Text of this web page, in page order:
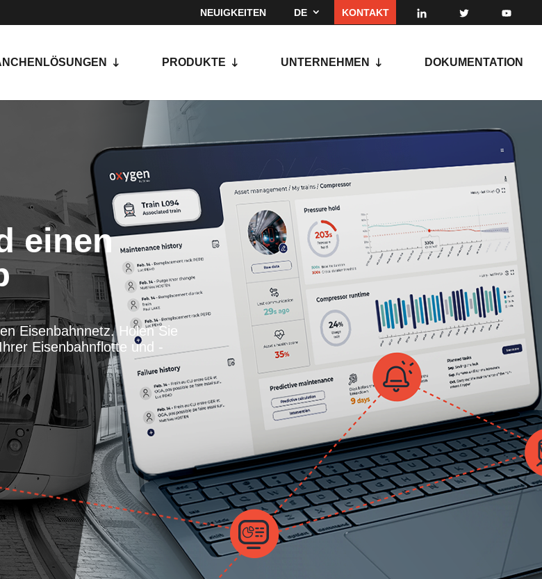
NEUIGKEITEN DE KONTAKT
PRODUKTE UNTERNEHMEN DOKUMENTATION
einen
Eisenbahnnetz. Holen Sie
Eisenbahnflotte und -